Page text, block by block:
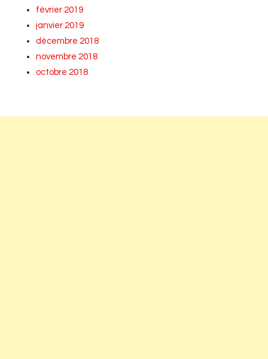
février 2019
janvier 2019
décembre 2018
novembre 2018
octobre 2018